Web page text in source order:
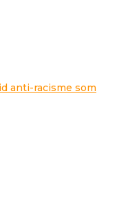
anti-racisme som